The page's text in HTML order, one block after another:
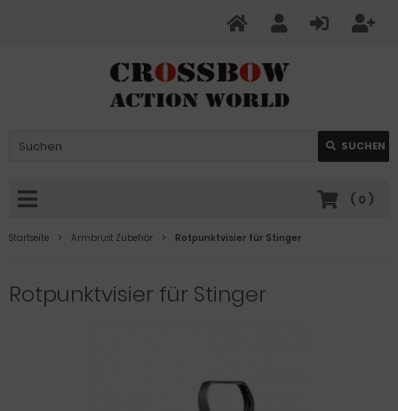
SUCHEN
( 0 )
Startseite Armbrust Zubehör Rotpunktvisier für Stinger
Rotpunktvisier für Stinger